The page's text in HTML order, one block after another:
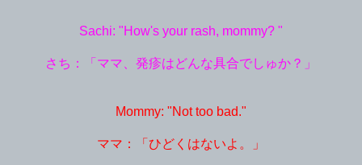
Sachi: "How's your rash, mommy? "
さち：「ママ、発疹はどんな具合でしゅか？」
Mommy: "Not too bad."
ママ：「ひどくはないよ。」